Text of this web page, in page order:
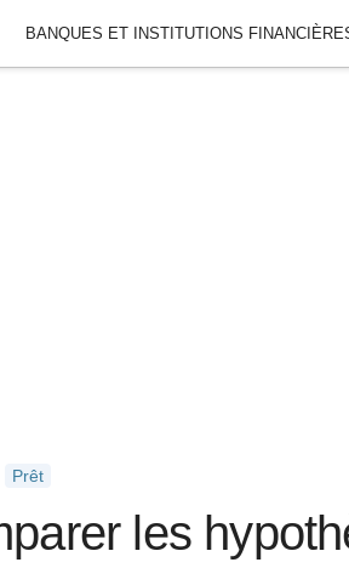
BANQUES ET INSTITUTIONS
Prêt
les